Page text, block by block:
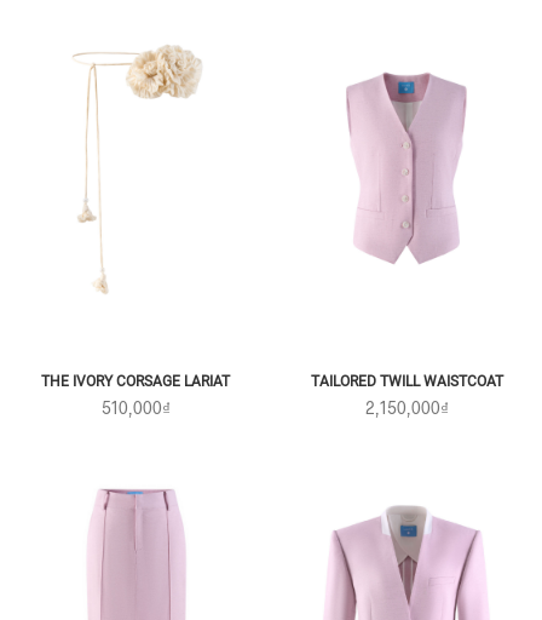
THE IVORY CORSAGE LARIAT
510,000₫
TAILORED TWILL WAISTCOAT
2,150,000₫